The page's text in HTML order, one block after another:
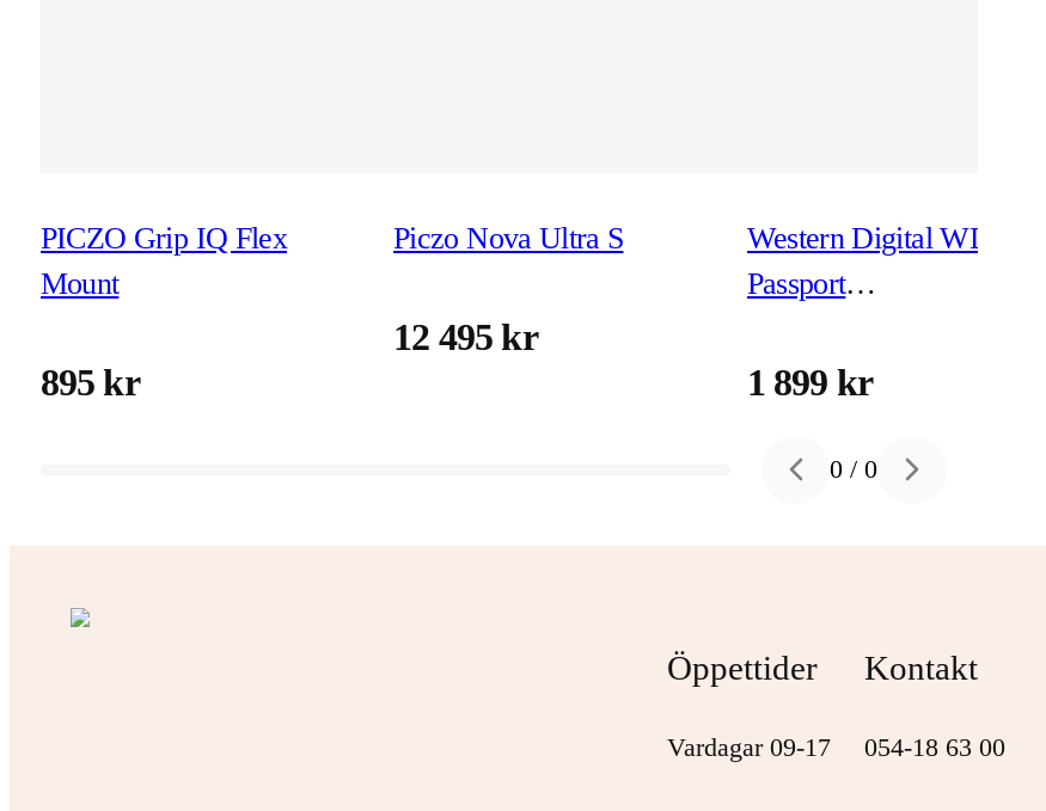
PICZO Grip IQ Flex
Mount
895 kr
Piczo Nova Ultra S
12 495 kr
Western Digital WD My
Passport
hårddisk 4 TB USB 3.2
1 899 kr
Previous slide
0 /0 Next slide
Öppettider
Vardagar 09-17
Kontakt
054-18 63 00